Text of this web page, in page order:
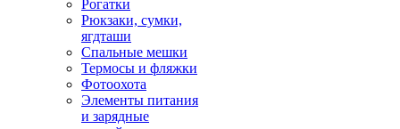
Рогатки
Рюкзаки, сумки,
ягдташи
Спальные мешки
Термосы и фляжки
Фотоохота
Элементы питания
и зарядные